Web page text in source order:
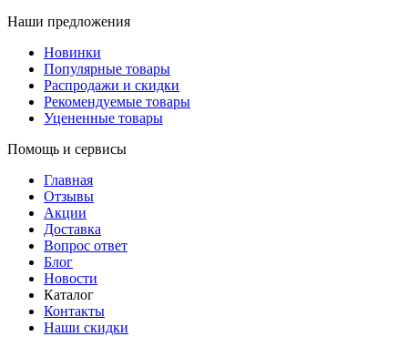
Наши предложения
Новинки
Популярные товары
Распродажи и скидки
Рекомендуемые товары
Уцененные товары
Помощь и сервисы
Главная
Отзывы
Акции
Доставка
Вопрос ответ
Блог
Новости
Каталог
Контакты
Наши скидки